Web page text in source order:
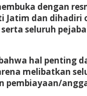
dengan
Jatim dan
seluruh
hal penting
melibatkan
pembiayaan/